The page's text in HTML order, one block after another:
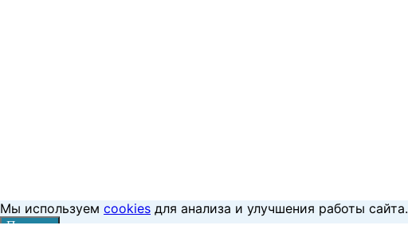
Мы используем cookies для анализа и улучшения работы сайта.
Принять